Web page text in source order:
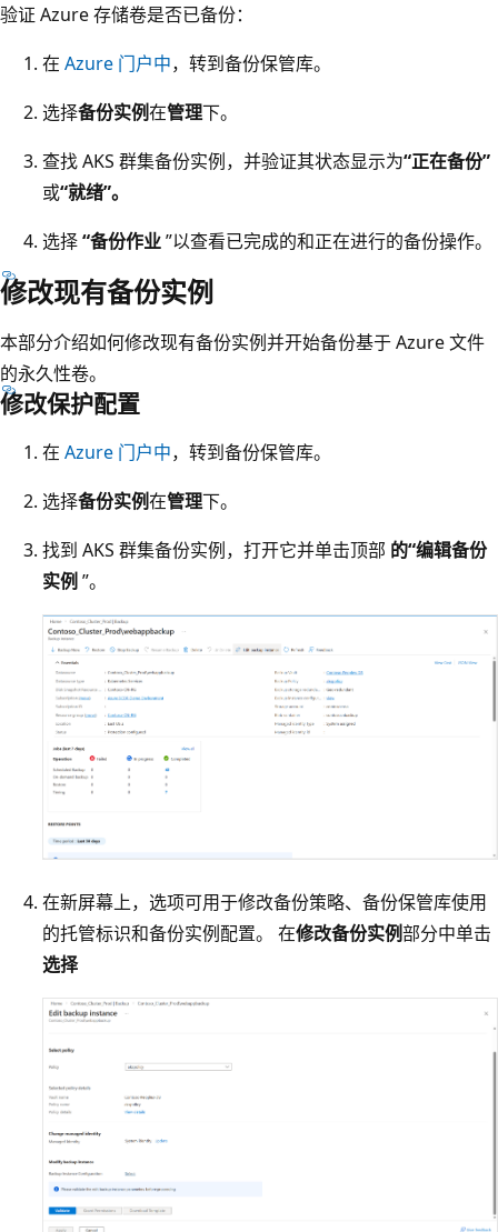
验证 Azure 存储卷是否已备份：
在 Azure 门户中，转到备份保管库。
选择备份实例在管理下。
查找 AKS 群集备份实例，并验证其状态显示为“正在备份”
或“就绪”。
选择“备份作业”以查看已完成的和正在进行的备份操作。
修改现有备份实例
本部分介绍如何修改现有备份实例并开始备份基于 Azure 文件
的永久性卷。
修改保护配置
在 Azure 门户中，转到备份保管库。
选择备份实例在管理下。
找到 AKS 群集备份实例，打开它并单击顶部 的“编辑备份
实例”。
在新屏幕上，选项可用于修改备份策略、备份保管库使用
的托管标识和备份实例配置。 在修改备份实例部分中单击
选择